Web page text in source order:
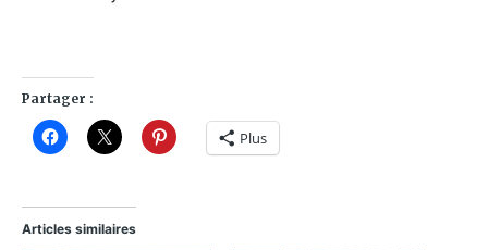
Partager :
Plus
Articles similaires